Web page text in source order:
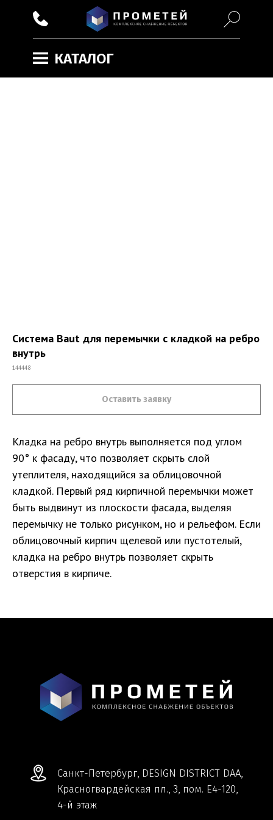
КАТАЛОГ
Система Baut для перемычки с кладкой на ребро
внутрь
144448
Оставить заявку
Кладка на ребро внутрь выполняется под углом
90° к фасаду, что позволяет скрыть слой
утеплителя, находящийся за облицовочной
кладкой. Первый ряд кирпичной перемычки может
быть выдвинут из плоскости фасада, выделяя
перемычку не только рисунком, но и рельефом. Если
облицовочный кирпич щелевой или пустотелый,
кладка на ребро внутрь позволяет скрыть
отверстия в кирпиче.
Информация и цены, представленные на
сайте, являются справочными и не
являются публичной офертой.
Санкт-Петербург, DESIGN DISTRICT DAA,
Красногвардейская пл., 3, пом. Е4-120,
4-й этаж
+7 (921) 330-13-13 +7 (812) 577-77-00